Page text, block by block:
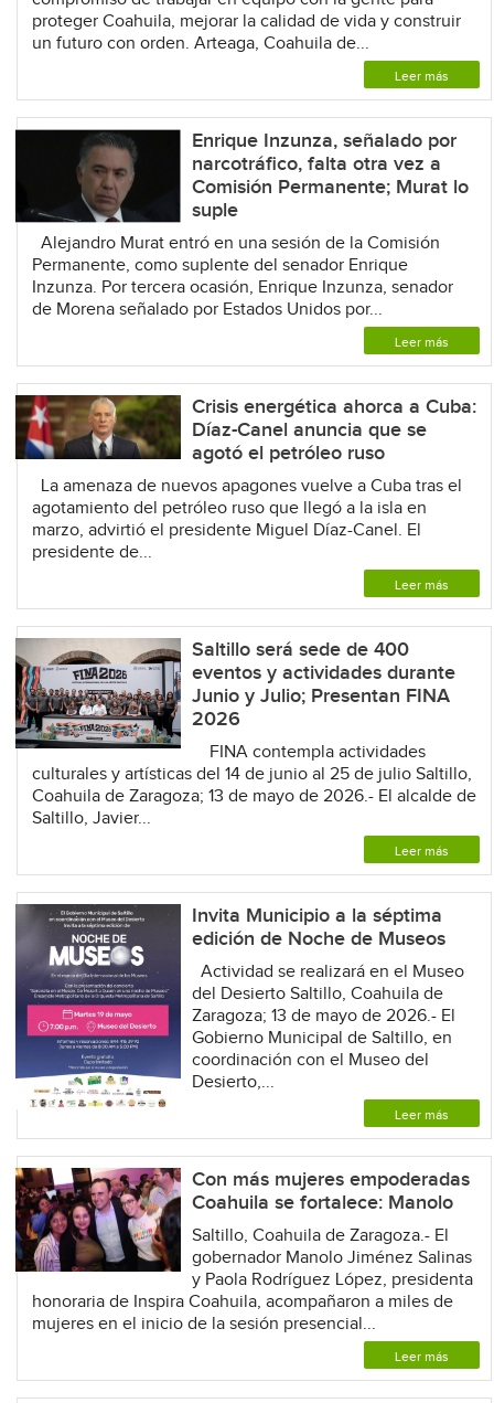
proteger Coahuila, mejorar la calidad de vida y construir
un futuro con orden. Arteaga, Coahuila de...
Leer más
Enrique Inzunza, señalado por
narcotráfico, falta otra vez a
Comisión Permanente; Murat lo
suple
Alejandro Murat entró en una sesión de la Comisión
Permanente, como suplente del senador Enrique
Inzunza. Por tercera ocasión, Enrique Inzunza, senador
de Morena señalado por Estados Unidos por...
Leer más
Crisis energética ahorca a Cuba:
Díaz-Canel anuncia que se
agotó el petróleo ruso
La amenaza de nuevos apagones vuelve a Cuba tras el
agotamiento del petróleo ruso que llegó a la isla en
marzo, advirtió el presidente Miguel Díaz-Canel. El
presidente de...
Leer más
Saltillo será sede de 400
eventos y actividades durante
Junio y Julio; Presentan FINA
2026
FINA contempla actividades
culturales y artísticas del 14 de junio al 25 de julio Saltillo,
Coahuila de Zaragoza; 13 de mayo de 2026.- El alcalde de
Saltillo, Javier...
Leer más
Invita Municipio a la séptima
edición de Noche de Museos
Actividad se realizará en el Museo
del Desierto Saltillo, Coahuila de
Zaragoza; 13 de mayo de 2026.- El
Gobierno Municipal de Saltillo, en
coordinación con el Museo del
Desierto,...
Leer más
Con más mujeres empoderadas
Coahuila se fortalece: Manolo
Saltillo, Coahuila de Zaragoza.- El
gobernador Manolo Jiménez Salinas
y Paola Rodríguez López, presidenta
honoraria de Inspira Coahuila, acompañaron a miles de
mujeres en el inicio de la sesión presencial...
Leer más